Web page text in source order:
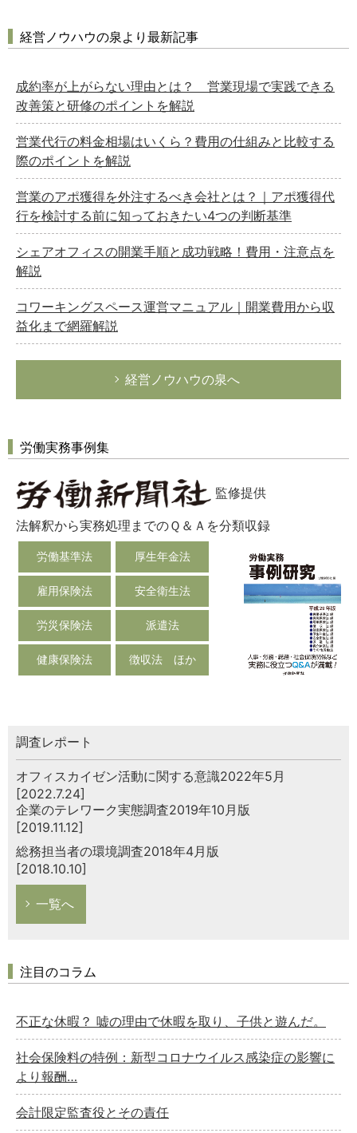
経営ノウハウの泉より最新記事
成約率が上がらない理由とは？ 営業現場で実践できる
改善策と研修のポイントを解説
営業代行の料金相場はいくら？費用の仕組みと比較する
際のポイントを解説
営業のアポ獲得を外注するべき会社とは？｜アポ獲得代
行を検討する前に知っておきたい4つの判断基準
シェアオフィスの開業手順と成功戦略！費用・注意点を
解説
コワーキングスペース運営マニュアル｜開業費用から収
益化まで網羅解説
経営ノウハウの泉へ
労働実務事例集
監修提供
法解釈から実務処理までのＱ＆Ａを分類収録
労働基準法 厚生年金法
雇用保険法 安全衛生法
労災保険法 派遣法
健康保険法 徴収法 ほか
調査レポート
オフィスカイゼン活動に関する意識2022年5月
[2022.7.24]
企業のテレワーク実態調査2019年10月版
[2019.11.12]
総務担当者の環境調査2018年4月版
[2018.10.10]
一覧へ
注目のコラム
不正な休暇？ 嘘の理由で休暇を取り、子供と遊んだ。
社会保険料の特例：新型コロナウイルス感染症の影響に
より報酬…
会計限定監査役とその責任